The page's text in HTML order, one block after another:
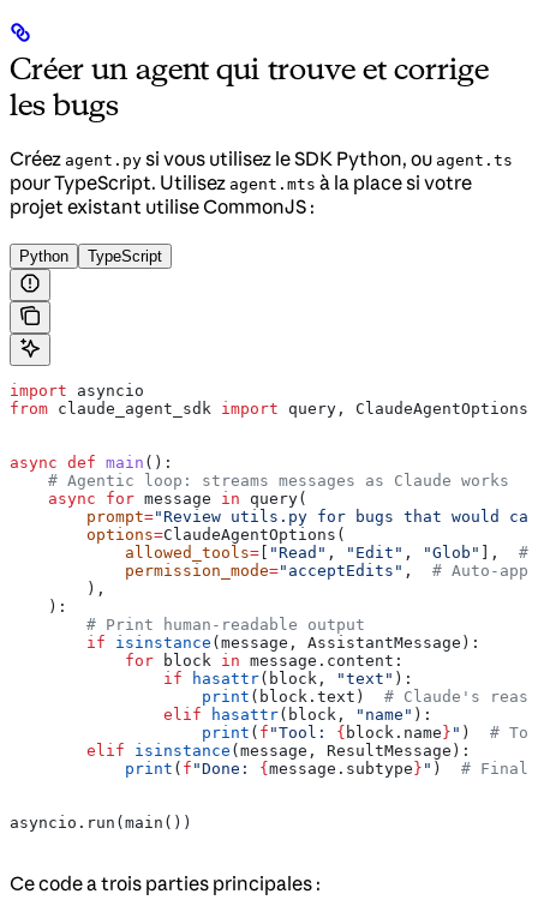
Créer un agent qui trouve et corrige
les bugs
Créez agent.py si vous utilisez le SDK Python, ou agent.ts
pour TypeScript. Utilisez agent.mts à la place si votre
projet existant utilise CommonJS :
Python TypeScript
import asyncio
from claude_agent_sdk import query,
async def main ():
    # Agentic loop: streams messages as Claude works
    async
for message in query(
        prompt
="Review utils.py for bugs that would
        options
=ClaudeAgentOptions(
            allowed_tools
= "Read" , "Edit" , "Glob" ], #
            permission_mode
="acceptEdits" , # Auto-
        ),
    ):
        # Print human-readable output
        if
isinstance (message, AssistantMessage):
            for
block in message.content:
                if
hasattr(block, "text" ):
                    print
(block.text) # Claude's
                elif
hasattr(block, "name" ):
                    print
( f "Tool: { block.name } " ) #
        elif
isinstance (message, ResultMessage):
            print
( f "Done: { message.subtype } " ) # Final
asyncio.run(main())
Ce code a trois parties principales :